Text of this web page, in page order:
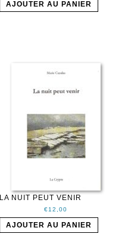
AJOUTER AU PANIER
LA NUIT PEUT VENIR
€12,00
AJOUTER AU PANIER